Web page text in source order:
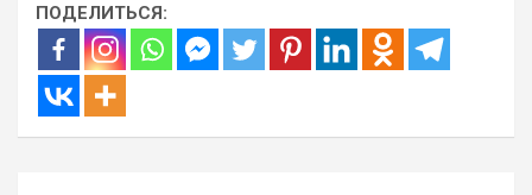
ПОДЕЛИТЬСЯ: